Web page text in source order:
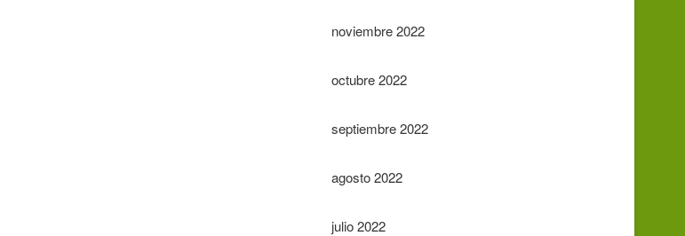
noviembre 2022
octubre 2022
septiembre 2022
agosto 2022
julio 2022